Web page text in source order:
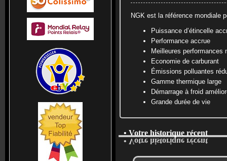
NGK est la référence mondiale
Puissance d’étincelle
Performance accrue
Meilleures performances
Economie de carburant
Émissions polluantes
Gamme thermique large
Démarrage à froid
Grande durée de vie
• Votre historique récent
• Votre historique récent